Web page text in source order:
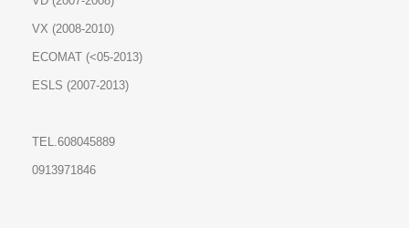
VX (2008-2010)
ECOMAT (<05-2013)
ESLS (2007-2013)
TEL.608045889
0913971846